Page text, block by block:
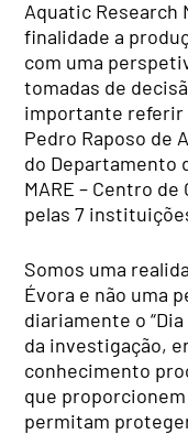
Aquatic Research
finalidade a
com uma
tomadas de
importante referir
Pedro Raposo de
do Departamento
MARE – Centro
pelas 7
Somos uma
Évora e não uma
diariamente o
da investigação,
conhecimento
que
permitam